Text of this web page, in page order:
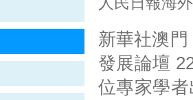
新華社澳
發展論壇
位專家學